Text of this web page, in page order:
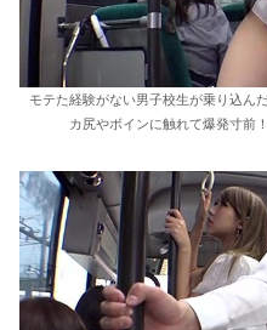
モテた経験がない男子校生が乗り込ん
カ尻やボインに触れて爆発寸前